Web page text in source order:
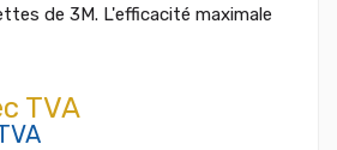
de 3M. L'efficacité maximale
TVA